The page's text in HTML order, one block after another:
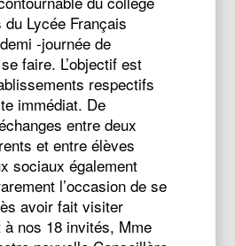
Lycée Français
-journée de
faire. L’objectif est
respectifs
immédiat. De
entre deux
et entre élèves
sociaux également
l’occasion de se
avoir fait visiter
à nos 18 invités, Mme